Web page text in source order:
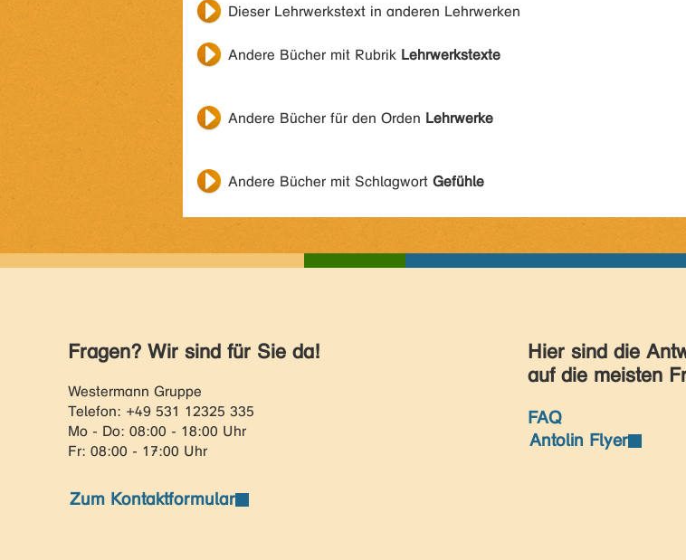
Dieser Lehrwerkstext in anderen Lehrwerken
Andere Bücher mit Rubrik Lehrwerkstexte
Andere Bücher für den Orden Lehrwerke
Andere Bücher mit Schlagwort Gefühle